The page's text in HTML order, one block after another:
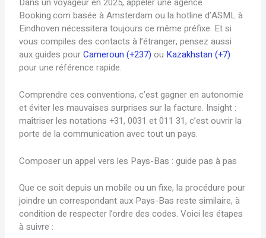
Booking.com basée à Amsterdam ou la hotline d’ASML à
Eindhoven nécessitera toujours ce même préfixe. Et si
vous compiles des contacts à l’étranger, pensez aussi
aux guides pourCameroun (+237) ou Kazakhstan (+7)
pour une référence rapide.
Comprendre ces conventions, c’est gagner en autonomie
et éviter les mauvaises surprises sur la facture. Insight :
maîtriser les notations +31, 0031 et 011 31, c’est ouvrir la
porte de la communication avec tout un pays.
Composer un appel vers les Pays-Bas : guide pas à pas
Que ce soit depuis un mobile ou un fixe, la procédure pour
joindre un correspondant aux Pays-Bas reste similaire, à
condition de respecter l’ordre des codes. Voici les étapes
à suivre :